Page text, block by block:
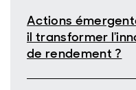
Actions
il transformer
de rendement ?